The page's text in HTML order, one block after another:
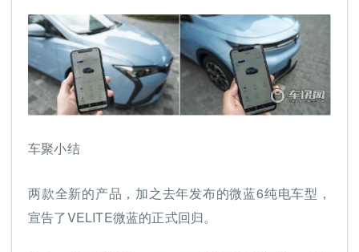
车聚小结
两款全新的产品，加之去年发布的微蓝6纯电车型，
宣告了VELITE微蓝的正式回归。